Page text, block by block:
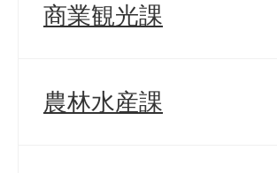
商業観光課
農林水産課